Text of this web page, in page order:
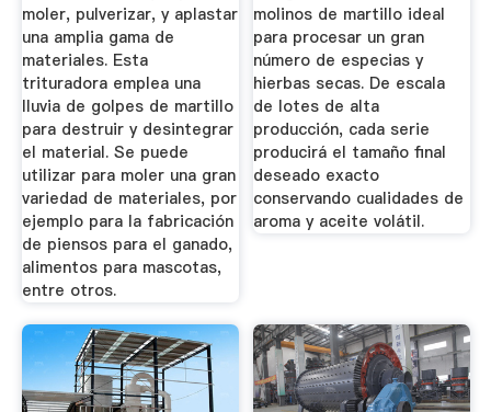
moler, pulverizar, y aplastar
una amplia gama de
materiales. Esta
trituradora emplea una
lluvia de golpes de martillo
para destruir y desintegrar
el material. Se puede
utilizar para moler una gran
variedad de materiales, por
ejemplo para la fabricación
de piensos para el ganado,
alimentos para mascotas,
entre otros.
molinos de martillo ideal
para procesar un gran
número de especias y
hierbas secas. De escala
de lotes de alta
producción, cada serie
producirá el tamaño final
deseado exacto
conservando cualidades de
aroma y aceite volátil.